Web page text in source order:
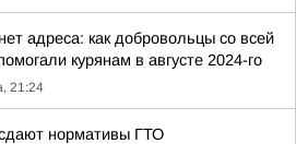
адреса: как добровольцы со всей
курянам в августе 2024-го
21:24
нормативы ГТО